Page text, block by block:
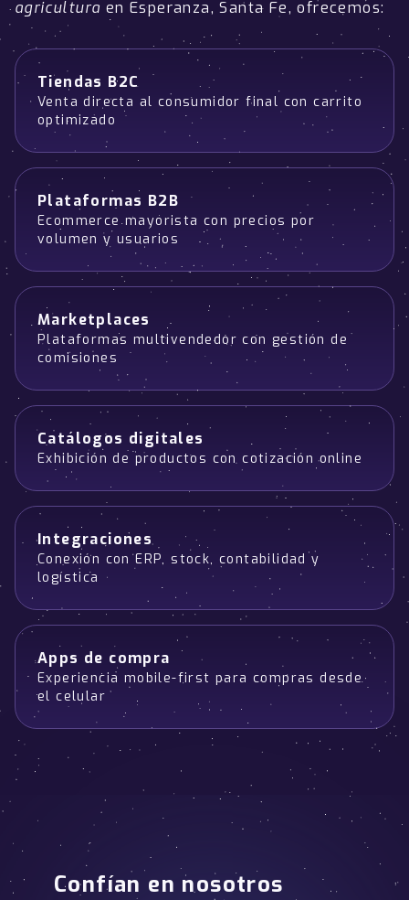
agricultura en Esperanza, Santa Fe, ofrecemos:
Tiendas B2C
Venta directa al consumidor final con carrito
optimizado
Plataformas B2B
Ecommerce mayorista con precios por
volumen y usuarios
Marketplaces
Plataformas multivendedor con gestión de
comisiones
Catálogos digitales
Exhibición de productos con cotización online
Integraciones
Conexión con ERP, stock, contabilidad y
logística
Apps de compra
Experiencia mobile-first para compras desde
el celular
Confían en nosotros